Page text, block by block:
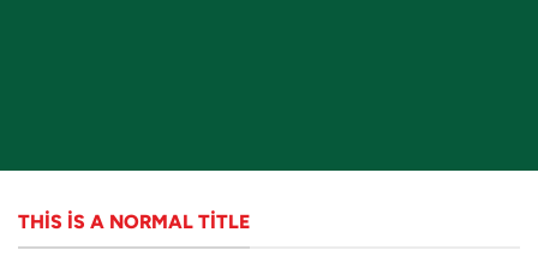
THIS IS A NORMAL TITLE